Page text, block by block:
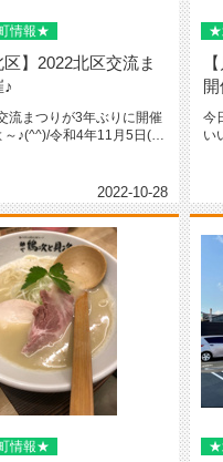
情報★
区】2022北区交流ま
流まつりが3年ぶりに開催
～♪(^^)/令和4年11月5日(土
2022-10-28
★
開
今
い
情報★ ★